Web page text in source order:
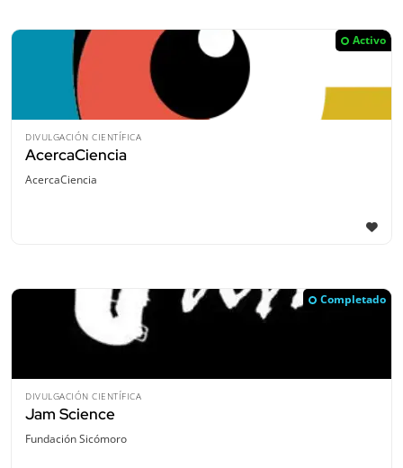
Activo
DIVULGACIÓN CIENTÍFICA
AcercaCiencia
AcercaCiencia
Completado
DIVULGACIÓN CIENTÍFICA
Jam Science
Fundación Sicómoro